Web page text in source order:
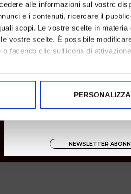
alle informazioni sul vostro
e i contenuti, ricercare il
scopi. Le vostre scelte in
vostre scelte. È possibile
facendo clic sull'icona di
anche:
scansionandolo attivamente
elaborati i tuoi dati personali e
PERSONALIZZA
NEWSLETTER